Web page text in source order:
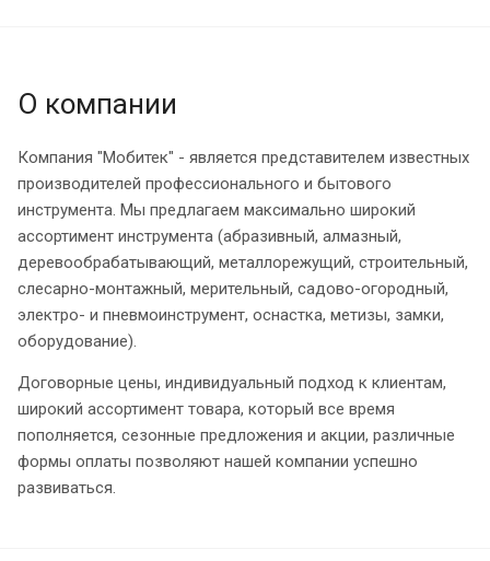
О компании
Компания "Мобитек" - является представителем известных
производителей профессионального и бытового
инструмента. Мы предлагаем максимально широкий
ассортимент инструмента (абразивный, алмазный,
деревообрабатывающий, металлорежущий, строительный,
слесарно-монтажный, мерительный, садово-огородный,
электро- и пневмоинструмент, оснастка, метизы, замки,
оборудование).
Договорные цены, индивидуальный подход к клиентам,
широкий ассортимент товара, который все время
пополняется, сезонные предложения и акции, различные
формы оплаты позволяют нашей компании успешно
развиваться.